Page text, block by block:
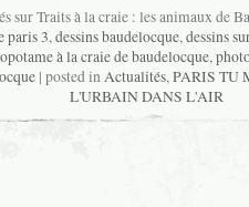
sur Traits à la craie : les animaux de
paris 3, dessins baudelocque, dessins
à la craie de baudelocque,
| posted in Actualités, PARIS TU
L'URBAIN DANS L'AIR